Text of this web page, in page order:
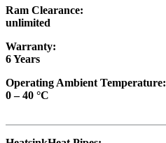
Ram Clearance:
unlimited
Warranty:
6 Years
Operating Ambient Temperature:
0 – 40 °C